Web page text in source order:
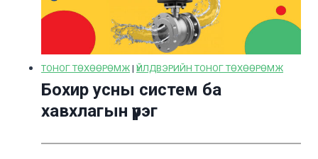
ТОНОГ ТӨХӨӨРӨМЖ | ҮЙЛДВЭРИЙН ТОНОГ ТӨХӨӨРӨМЖ
Бохир усны систем ба
хавхлагын үүрэг